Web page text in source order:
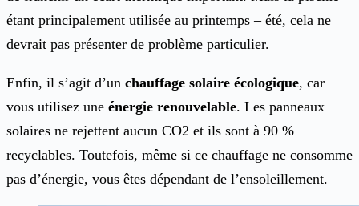
étant principalement utilisée au printemps – été, cela ne
devrait pas présenter de problème particulier.
Enfin, il s’agit d’un chauffage solaire écologique, car
vous utilisez une énergie renouvelable. Les panneaux
solaires ne rejettent aucun CO2 et ils sont à 90 %
recyclables. Toutefois, même si ce chauffage ne consomme
pas d’énergie, vous êtes dépendant de l’ensoleillement.